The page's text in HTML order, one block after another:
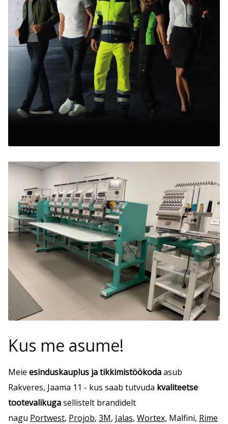
Kus me asume!
Meie esinduskauplus ja tikkimistöökodaasub
Rakveres, Jaama 11 - kus saab tutvuda kvaliteetse
tootevalikugasellistelt brandidelt
nagu Portwest, Projob, 3M, Jalas, Wortex, Malfini, Rime